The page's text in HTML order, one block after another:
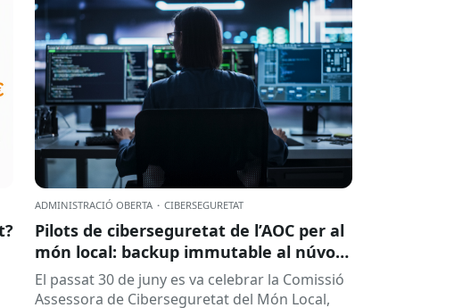
ADMINISTRACIÓ OBERTA · CIBERSEGURETAT
Pilots de ciberseguretat de l’AOC per al
món local: backup immutable al núvol i
altres
El passat 30 de juny es va celebrar la Comissió
Assessora de Ciberseguretat del Món Local,